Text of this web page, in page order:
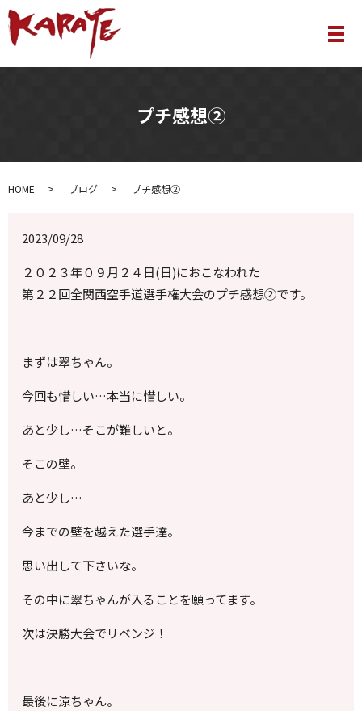
メ
プチ感想②
HOME ブログ プチ感想②
2023/09/28
２０２３年０９月２４日(日)におこなわれた
第２２回全関西空手道選手権大会のプチ感想②です。
まずは翠ちゃん。
今回も惜しい…本当に惜しい。
あと少し…そこが難しいと。
そこの壁。
あと少し…
今までの壁を越えた選手達。
思い出して下さいな。
その中に翠ちゃんが入ることを願ってます。
次は決勝大会でリベンジ！
最後に涼ちゃん。